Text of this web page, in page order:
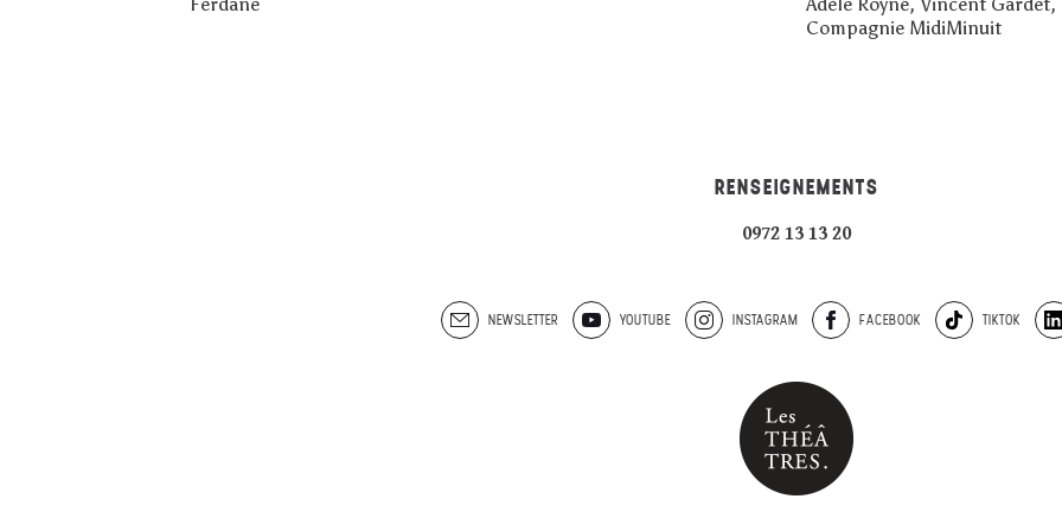
Compagnie MidiMinuit
RENSEIGNEMENTS
0972 13 13 20
NEWSLETTER YOUTUBE INSTAGRAM FACEBOOK TIKTOK